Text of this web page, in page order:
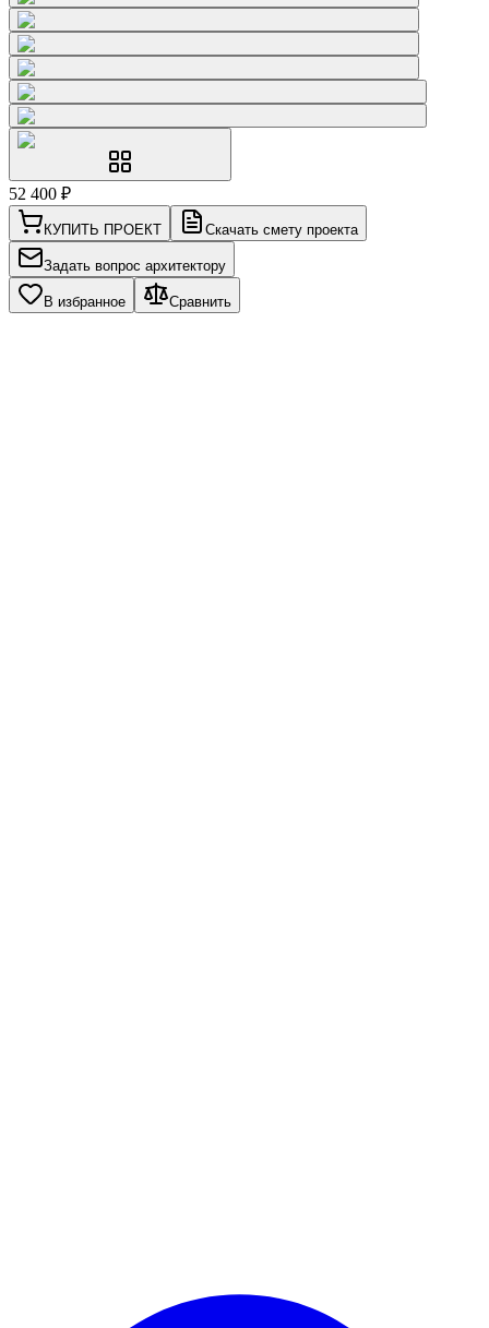
52 400 ₽
КУПИТЬ ПРОЕКТ Скачать смету проекта
Задать вопрос архитектору
В избранное Сравнить